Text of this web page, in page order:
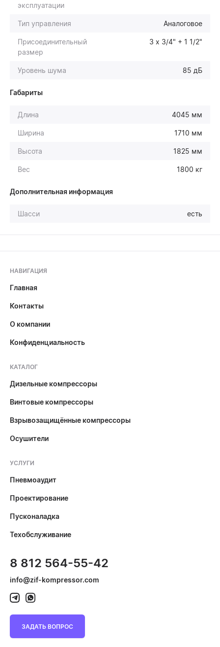
эксплуатации
Тип управления Аналоговое
Присоединительный
размер
3 х 3/4" + 1 1/2"
Уровень шума 85 дБ
Габариты
Длина 4045 мм
Ширина 1710 мм
Высота 1825 мм
Вес 1800 кг
Дополнительная информация
Шасси есть
НАВИГАЦИЯ
Главная
Контакты
О компании
Конфиденциальность
КАТАЛОГ
Дизельные компрессоры
Винтовые компрессоры
Взрывозащищённые компрессоры
Осушители
УСЛУГИ
Пневмоаудит
Проектирование
Пусконаладка
Техобслуживание
8 812 564-55-42
info@zif-kompressor.com
ЗАДАТЬ ВОПРОС